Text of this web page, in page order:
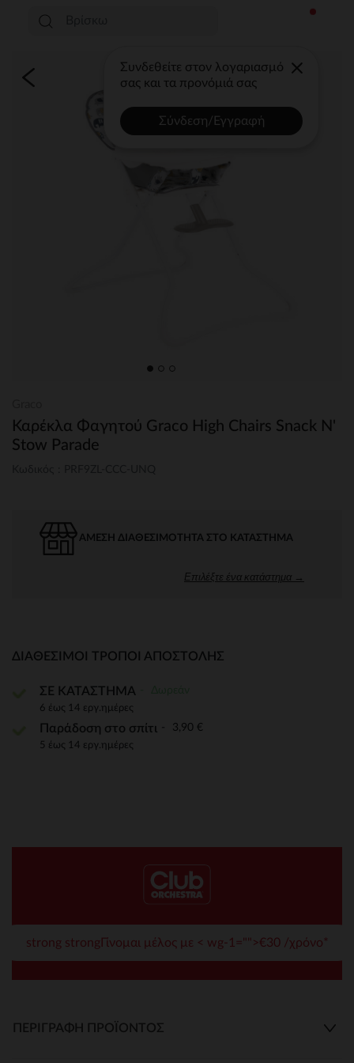
Συνδεθείτε στον λογαριασμό
σας και τα προνόμιά σας
Σύνδεση/Εγγραφή
Καρέκλα Φαγητού Graco High Chairs Snack N'
Stow Parade
ΆΜΕΣΗ ΔΙΑΘΕΣΙΜΌΤΗΤΑ ΣΤΟ ΚΑΤΆΣΤΗΜΑ
Επιλέξτε ένα κατάστημα →
ΔΙΑΘΈΣΙΜΟΙ ΤΡΌΠΟΙ ΑΠΟΣΤΟΛΉΣ
ΣΕ ΚΑΤΑΣΤΗΜΑ
6 έως 14 εργ.ημέρες
Παράδοση στο σπίτι 3,90 €
5 έως 14 εργ.ημέρες
strong strongΓίνομαι μέλος με < wg-1="">€30 /χρόνο*
ΠΕΡΙΓΡΑΦΉ ΠΡΟΪΌΝΤΟΣ